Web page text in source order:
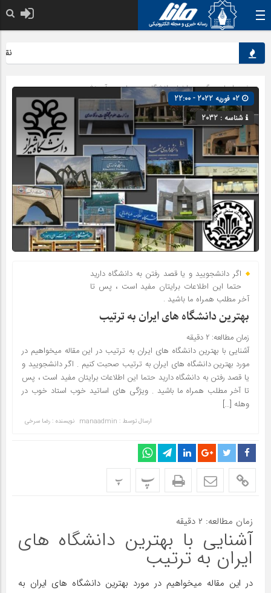
نقش
صفحه اصلی» گروه »اخبار دانشگاهی»علمی و آموزشی
شناسه : 2032
اگر دانشجویید و یا قصد رفتن به دانشگاه دارید
حتما این اطلاعات برایتان مفید است ، پس تا
آخر مطلب همراه ما باشید ‌.
بهترین دانشگاه های ایران به ترتیب
زمان مطالعه: ۲ دقیقه
آشنایی با بهترین دانشگاه های ایران به ترتیب در این مقاله میخواهیم در
مورد بهترین دانشگاه های ایران به ترتیب صحبت کنیم . اگر دانشجویید و
یا قصد رفتن به دانشگاه دارید حتما این اطلاعات برایتان مفید است ، پس
تا آخر مطلب همراه ما باشید ‌. ویژگی های اساتید خوب استاد خوب در
وهله […]
ارسال توسط : manaadmin نویسنده : رضا سرخی
پ پ
زمان مطالعه: ۲ دقیقه
آشنایی با بهترین دانشگاه های
ایران به ترتیب
در این مقاله میخواهیم در مورد بهترین دانشگاه های ایران به